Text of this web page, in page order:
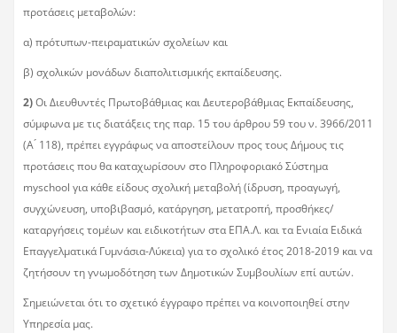
προτάσεις μεταβολών:
α) πρότυπων-πειραματικών σχολείων και
β) σχολικών μονάδων διαπολιτισμικής εκπαίδευσης.
2)Οι Διευθυντές Πρωτοβάθμιας και Δευτεροβάθμιας Εκπαίδευσης,
σύμφωνα με τις διατάξεις της παρ. 15 του άρθρου 59 του ν. 3966/2011
(Α ́ 118), πρέπει εγγράφως να αποστείλουν προς τους Δήμους τις
προτάσεις που θα καταχωρίσουν στο Πληροφοριακό Σύστημα
myschool για κάθε είδους σχολική μεταβολή (ίδρυση, προαγωγή,
συγχώνευση, υποβιβασμό, κατάργηση, μετατροπή, προσθήκες/
καταργήσεις τομέων και ειδικοτήτων στα ΕΠΑ.Λ. και τα Ενιαία Ειδικά
Επαγγελματικά Γυμνάσια-Λύκεια) για το σχολικό έτος 2018-2019 και να
ζητήσουν τη γνωμοδότηση των Δημοτικών Συμβουλίων επί αυτών.
Σημειώνεται ότι το σχετικό έγγραφο πρέπει να κοινοποιηθεί στην
Υπηρεσία μας.